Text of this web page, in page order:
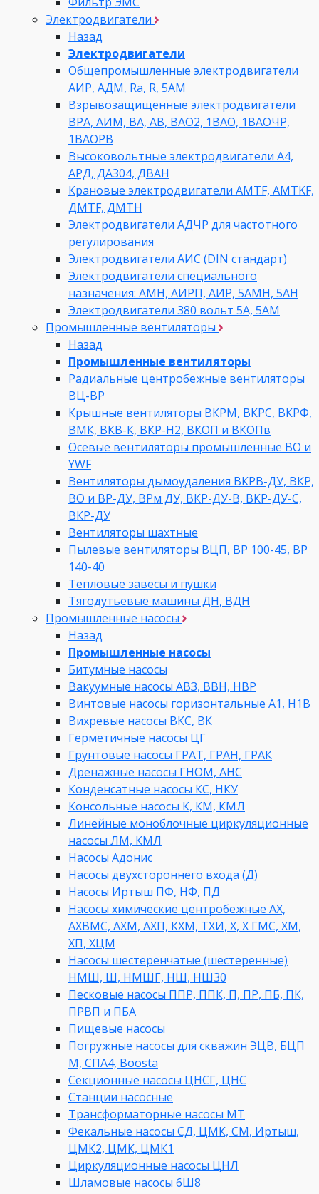
Электродвигатели
Назад
Электродвигатели
Общепромышленные электродвигатели
АИР, АДМ, Ra, R, 5AM
Взрывозащищенные электродвигатели
ВРА, АИМ, ВА, АВ, ВАO2, 1ВАО, 1ВАОЧР,
1ВАОРВ
Высоковольтные электродвигатели A4,
АРД, ДАЗ04, ДВАН
Крановые электродвигатели AMTF, AMTKF,
ДMTF, ДМТН
Электродвигатели АДЧР для частотного
регулирования
Электродвигатели АИС (DIN стандарт)
Электродвигатели специального
назначения: АМН, АИРП, АИР, 5АМН, 5АН
Электродвигатели 380 вольт 5А, 5АМ
Промышленные вентиляторы
Назад
Промышленные вентиляторы
Радиальные центробежные вентиляторы
ВЦ-ВР
Крышные вентиляторы ВКРМ, ВКРС, ВКРФ,
ВМК, ВКВ-К, ВКР-Н2, ВКОП и ВКОПв
Осевые вентиляторы промышленные ВО и
YWF
Вентиляторы дымоудаления ВКРВ-ДУ, ВКР,
ВО и ВР-ДУ, ВРм ДУ, ВКР-ДУ-В, ВКР-ДУ-С,
ВКР-ДУ
Вентиляторы шахтные
Пылевые вентиляторы ВЦП, ВР 100-45, ВР
140-40
Тепловые завесы и пушки
Тягодутьевые машины ДН, ВДН
Промышленные насосы
Назад
Промышленные насосы
Битумные насосы
Вакуумные насосы АВЗ, ВВН, НВР
Винтовые насосы горизонтальные А1, Н1В
Вихревые насосы ВКС, ВК
Герметичные насосы ЦГ
Грунтовые насосы ГРАТ, ГРАН, ГРАК
Дренажные насосы ГНОМ, АНС
Конденсатные насосы КС, НКУ
Консольные насосы К, КМ, КМЛ
Линейные моноблочные циркуляционные
насосы ЛМ, КМЛ
Насосы Адонис
Насосы двухстороннего входа (Д)
Насосы Иртыш ПФ, НФ, ПД
Насосы химические центробежные АХ,
АХВМС, АХМ, АХП, КХМ, ТХИ, Х, Х ГМС, ХМ,
ХП, ХЦМ
Насосы шестеренчатые (шестеренные)
НМШ, Ш, НМШГ, НШ, НШ30
Песковые насосы ППР, ППК, П, ПР, ПБ, ПК,
ПРВП и ПБА
Пищевые насосы
Погружные насосы для скважин ЭЦВ, БЦП
М, СПА4, Boosta
Секционные насосы ЦНСГ, ЦНС
Станции насосные
Трансформаторные насосы МТ
Фекальные насосы СД, ЦМК, СМ, Иртыш,
ЦМК2, ЦМК, ЦМК1
Циркуляционные насосы ЦНЛ
Шламовые насосы 6Ш8